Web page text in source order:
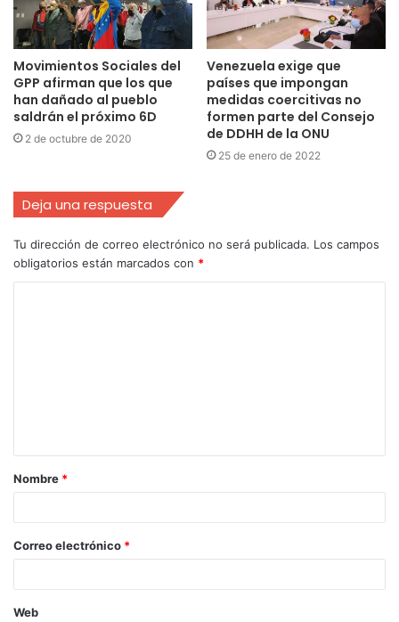
Movimientos Sociales del
GPP afirman que los que
han dañado al pueblo
saldrán el próximo 6D
2 de octubre de 2020
Venezuela exige que
países que impongan
medidas coercitivas no
formen parte del Consejo
de DDHH de la ONU
25 de enero de 2022
Deja una respuesta
Tu dirección de correo electrónico no será publicada. Los campos
obligatorios están marcados con *
Nombre *
Correo electrónico *
Web